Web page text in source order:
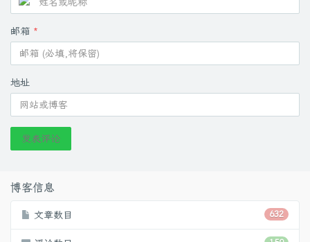
邮箱 *
地址
发表评论
博客信息
632
文章数目